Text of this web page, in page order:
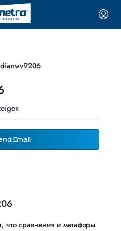
Email
что сравнения и метафоры